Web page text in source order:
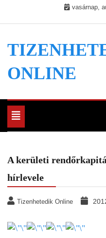
vasárnap,
ONLINE
Toggle
navigation
A kerületi
hírlevele
Tizenhetedik Online